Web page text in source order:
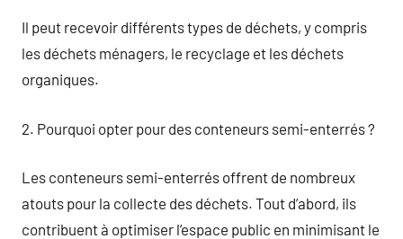
Il peut recevoir différents types de déchets, y compris
les déchets ménagers, le recyclage et les déchets
organiques.
2. Pourquoi opter pour des conteneurs semi-enterrés ?
Les conteneurs semi-enterrés offrent de nombreux
atouts pour la collecte des déchets. Tout d’abord, ils
contribuent à optimiser l’espace public en minimisant le